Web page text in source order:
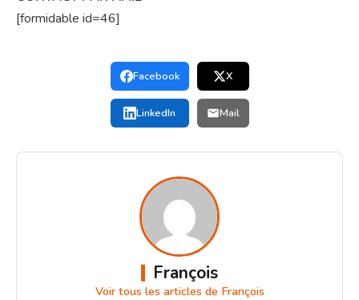
[formidable id=46]
Facebook X
LinkedIn Mail
François
Voir tous les articles de François